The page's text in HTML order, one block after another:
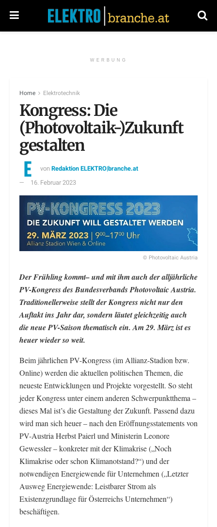
WERBUNG
Home Elektrotechnik
Kongress: Die
(Photovoltaik-)Zukunft
gestalten
vonRedaktion ELEKTRO|branche.at
16. Februar 2023
© Photovoltaic Austria
Der Frühling kommt– und mit ihm auch der alljährliche
PV-Kongress des Bundesverbands Photovoltaic Austria.
Traditionellerweise stellt der Kongress nicht nur den
Auftakt ins Jahr dar, sondern läutet gleichzeitig auch
die neue PV-Saison thematisch ein. Am 29. März ist es
heuer wieder so weit.
Beim jährlichen PV-Kongress (im Allianz-Stadion bzw.
Online) werden die aktuellen politischen Themen, die
neueste Entwicklungen und Projekte vorgestellt. So steht
jeder Kongress unter einem anderen Schwerpunktthema –
dieses Mal ist’s die Gestaltung der Zukunft. Passend dazu
wird man sich heuer – nach den Eröffnungsstatements von
PV-Austria Herbst Paierl und Ministerin Leonore
Gewessler – konkreter mit der Klimakrise („Noch
Klimakrise oder schon Klimanotstand?“) und der
notwendigen Energiewende für Unternehmen („Letzter
Ausweg Energiewende: Leistbarer Strom als
Existenzgrundlage für Österreichs Unternehmen“)
beschäftigen.